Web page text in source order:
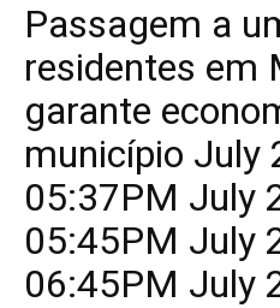
Passagem a
residentes em
garante
município July
05:37PM July
05:45PM July
06:45PM July